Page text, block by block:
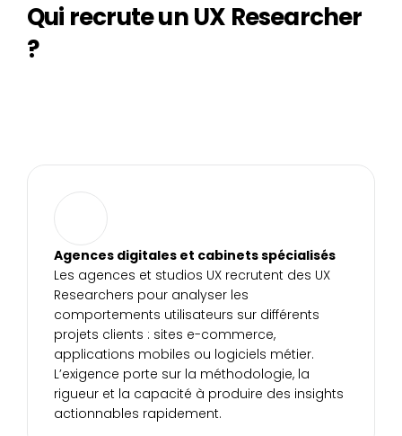
Qui recrute un UX Researcher
?
Agences digitales et cabinets spécialisés
Les agences et studios UX recrutent des UX
Researchers pour analyser les
comportements utilisateurs sur différents
projets clients : sites e-commerce,
applications mobiles ou logiciels métier.
L’exigence porte sur la méthodologie, la
rigueur et la capacité à produire des insights
actionnables rapidement.